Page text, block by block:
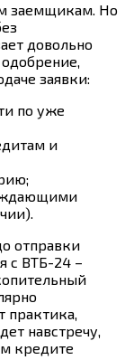
заемщикам. Но
довольно
заявки:
по уже
и
отправки
с ВТБ-24 –
практика,
навстречу,
кредите